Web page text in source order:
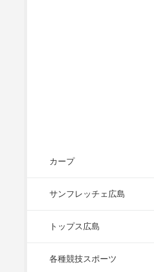
カープ
サンフレッチェ広島
トップス広島
各種競技スポーツ